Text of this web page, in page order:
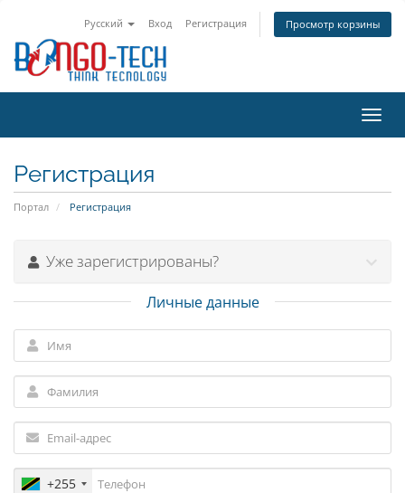
Русский Вход Регистрация Просмотр корзины
Регистрация
Портал Регистрация
Уже зарегистрированы?
Личные данные
+255